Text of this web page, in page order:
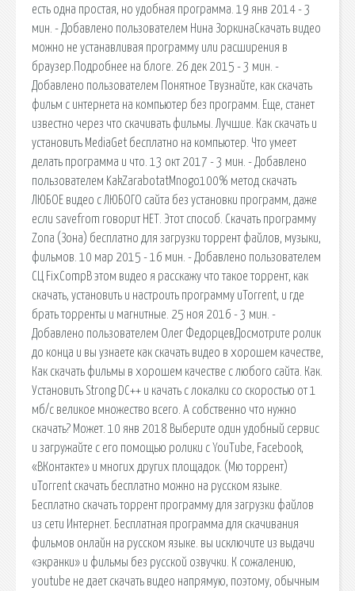
есть одна простая, но удобная программа. 19 янв 2014 - 3
мин. - Добавлено пользователем Нина ЗоркинаСкачать видео
можно не устанавливая программу или расширения в
браузер.Подробнее на блоге. 26 дек 2015 - 3 мин. -
Добавлено пользователем Понятное Твузнайте, как скачать
фильм с интернета на компьютер без программ. Еще, станет
известно через что скачивать фильмы. Лучшие. Как скачать и
установить MediaGet бесплатно на компьютер. Что умеет
делать программа и что. 13 окт 2017 - 3 мин. - Добавлено
пользователем KakZarabotatMnogo100% метод скачать
ЛЮБОЕ видео с ЛЮБОГО сайта без установки программ, даже
если savefrom говорит НЕТ. Этот способ. Скачать программу
Zona (Зона) бесплатно для загрузки торрент файлов, музыки,
фильмов. 10 мар 2015 - 16 мин. - Добавлено пользователем
СЦ FixCompВ этом видео я расскажу что такое торрент, как
скачать, установить и настроить программу uTorrent, и где
брать торренты и магнитные. 25 ноя 2016 - 3 мин. -
Добавлено пользователем Олег ФедорцевДосмотрите ролик
до конца и вы узнаете как скачать видео в хорошем качестве,
Как скачать фильмы в хорошем качестве с любого сайта. Как.
Установить Strong DC++ и качать с локалки со скоростью от 1
мб/с великое множество всего. А собственно что нужно
скачать? Может. 10 янв 2018 Выберите один удобный сервис
и загружайте с его помощью ролики с YouTube, Facebook,
«ВКонтакте» и многих других площадок. (Мю торрент)
uTorrent скачать бесплатно можно на русском языке.
Бесплатно скачать торрент программу для загрузки файлов
из сети Интернет. Бесплатная программа для скачивания
фильмов онлайн на русском языке. вы исключите из выдачи
«экранки» и фильмы без русской озвучки. К сожалению,
youtube не дает скачать видео напрямую, поэтому, обычным